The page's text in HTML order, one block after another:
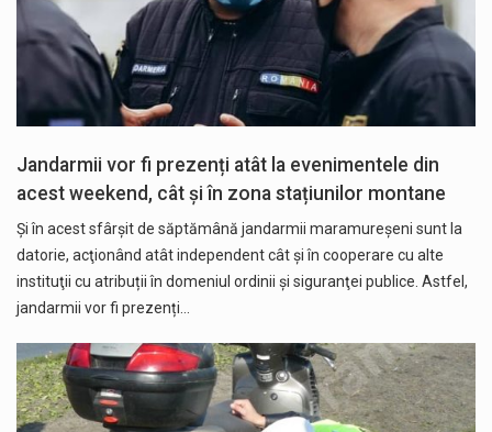
Jandarmii vor fi prezenți atât la evenimentele din
acest weekend, cât și în zona stațiunilor montane
Și în acest sfârșit de săptămână jandarmii maramureșeni sunt la
datorie, acţionând atât independent cât și în cooperare cu alte
instituţii cu atribuții în domeniul ordinii şi siguranţei publice. Astfel,
jandarmii vor fi prezenți…